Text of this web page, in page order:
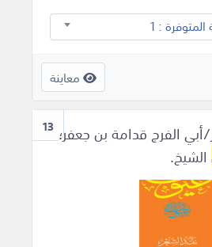
: 1
معاينة
13 أبي الفرج قدامة بن جعفر؛
الشيخ.